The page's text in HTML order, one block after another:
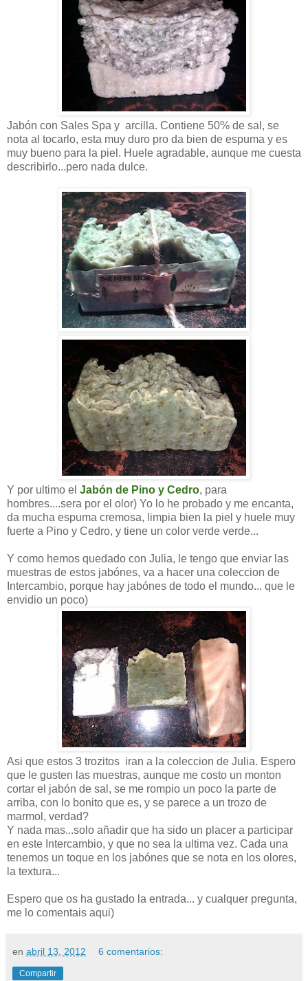
Jabón con Sales Spa y arcilla. Contiene 50% de sal, se
nota al tocarlo, esta muy duro pro da bien de espuma y es
muy bueno para la piel. Huele agradable, aunque me cuesta
describirlo...pero nada dulce.
Y por ultimo el Jabón de Pino y Cedro, para
hombres....sera por el olor) Yo lo he probado y me encanta,
da mucha espuma cremosa, limpia bien la piel y huele muy
fuerte a Pino y Cedro, y tiene un color verde verde...
Y como hemos quedado con Julia, le tengo que enviar las
muestras de estos jabónes, va a hacer una coleccion de
Intercambio, porque hay jabónes de todo el mundo... que le
envidio un poco)
Asi que estos 3 trozitos iran a la coleccion de Julia. Espero
que le gusten las muestras, aunque me costo un monton
cortar el jabón de sal, se me rompio un poco la parte de
arriba, con lo bonito que es, y se parece a un trozo de
marmol, verdad?
Y nada mas...solo añadir que ha sido un placer a participar
en este Intercambio, y que no sea la ultima vez. Cada una
tenemos un toque en los jabónes que se nota en los olores,
la textura...
Espero que os ha gustado la entrada... y cualquer pregunta,
me lo comentais aqui)
en abril 13, 2012 6 comentarios:
Compartir